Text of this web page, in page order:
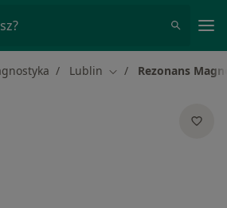
Lublin Zmień miasto
Rezonans